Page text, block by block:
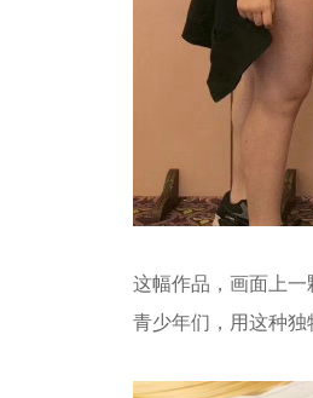
这幅作品，画面上
青少年们，用这种独